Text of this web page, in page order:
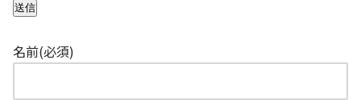
送信
名前(必須)